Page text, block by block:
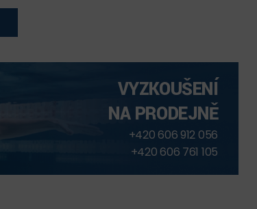
VYZKOUŠENÍ
NA PRODEJNĚ
+420 606 912 056
+420 606 761 105